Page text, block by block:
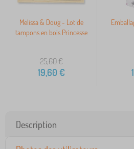
Melissa & Doug - Lot de
tampons en bois Princesse
25,60€
19,60 €
Description